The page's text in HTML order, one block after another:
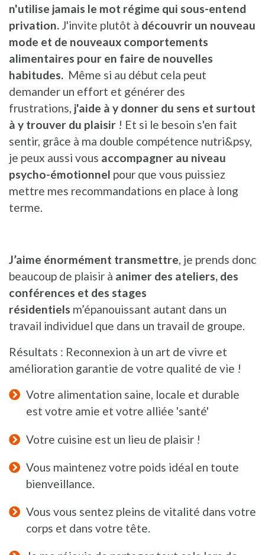
n'utilise jamais le mot régime qui sous-entend
privation. J'invite plutôt à découvrir un nouveau
mode et de nouveaux comportements
alimentaires pour en faire de nouvelles
habitudes. Même si au début cela peut
demander un effort et générer des
frustrations, j'aide à y donner du sens et surtout
à y trouver du plaisir ! Et si le besoin s'en fait
sentir, grâce à ma double compétence nutri&psy,
je peux aussi vous accompagner au niveau
psycho-émotionnel pour que vous puissiez
mettre mes recommandations en place à long
terme.
J’aime énormément transmettre, je prends donc
beaucoup de plaisir à animer des ateliers, des
conférences et des stages
résidentiels m’épanouissant autant dans un
travail individuel que dans un travail de groupe.
Résultats : Reconnexion à un art de vivre et
amélioration garantie de votre qualité de vie !
Votre alimentation saine, locale et durable
est votre amie et votre alliée 'santé'
Votre cuisine est un lieu de plaisir !
Vous maintenez votre poids idéal en toute
bienveillance.
Vous vous sentez pleins de vitalité dans votre
corps et dans votre tête.